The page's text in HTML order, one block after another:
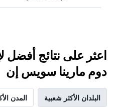
اعثر على نتائج أفضل
دوم مارينا سويس إن
البلدان الأكثر شعبية المدن